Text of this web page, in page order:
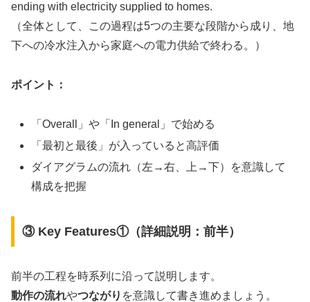
ending with electricity supplied to homes.
（全体として、この過程は5つの主要な段階から成り、地
下への冷水注入から家庭への電力供給で終わる。）
ポイント：
「Overall」や「In general」で始める
「最初と最後」が入っていると高評価
ダイアグラムの流れ（左→右、上→下）を意識して
構成を把握
③ Key Features①（詳細説明：前半）
前半の工程を時系列に沿って説明します。
動作の流れやつながり を意識して書き進めましょう。